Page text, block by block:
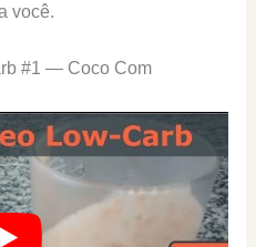
você.
#1 — Coco Com